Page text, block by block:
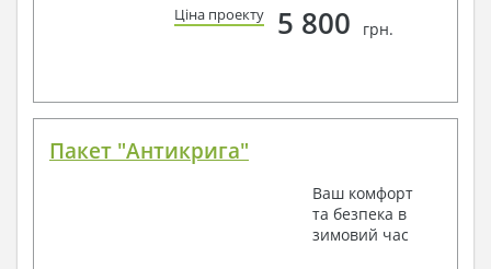
Ціна проекту 5 800 грн.
Пакет "Антикрига"
Ваш комфорт
та безпека в
зимовий час